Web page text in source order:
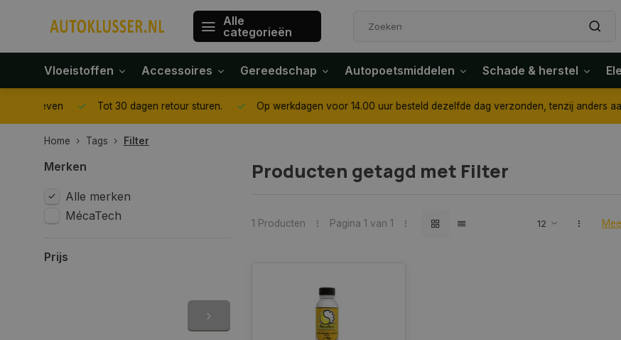
Alle
categorieën
Vloeistoffen Accessoires Gereedschap Autopoetsmiddelen Schade & herstel
Tot 30 dagen retour sturen. Op werkdagen voor 14.00 uur besteld dezelfde dag verzonden, tenzij anders
Home Tags Filter
Merken
Alle merken
MécaTech
Prijs
Producten getagd met Filter
1 Producten Pagina 1 van 1